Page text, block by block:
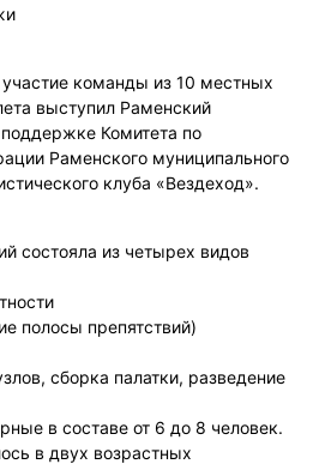
команды из 10 местных
выступил Раменский
Комитета по
Раменского муниципального
клуба «Вездеход».
состояла из четырех видов
полосы препятствий)
сборка палатки, разведение
в составе от 6 до 8 человек.
в двух возрастных